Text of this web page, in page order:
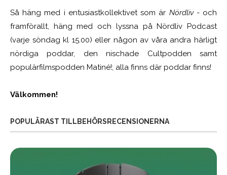
Så häng med i entusiastkollektivet som är Nördliv- och
framförallt, häng med och lyssna på Nördliv Podcast
(varje söndag kl 15.00) eller någon av våra andra härligt
nördiga poddar, den nischade Cultpodden samt
populärfilmspodden Matiné!; alla finns där poddar finns!
Välkommen!
POPULÄRAST TILLBEHÖRSRECENSIONERNA